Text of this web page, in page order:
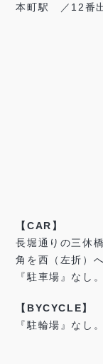
本町駅 ／12番
【CAR】
長堀通りの三休
角を西（左折）
『駐車場』なし
【BYCYCLE】
『駐輪場』なし。